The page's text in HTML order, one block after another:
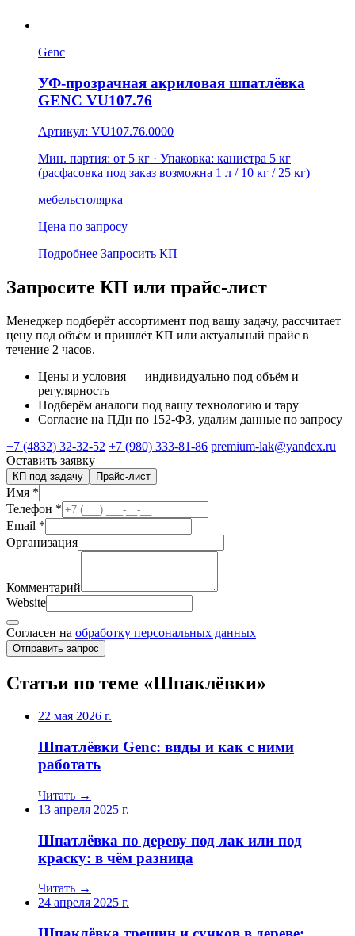
Genc
УФ-прозрачная акриловая шпатлёвка
GENC VU107.76
Артикул: VU107.76.0000
Мин. партия: от 5 кг · Упаковка: канистра 5 кг
(расфасовка под заказ возможна 1 л / 10 кг / 25 кг)
мебельстолярка
Цена по запросу
Подробнее Запросить КП
Запросите КП или прайс-лист
Менеджер подберёт ассортимент под вашу задачу, рассчитает
цену под объём и пришлёт КП или актуальный прайс в
течение 2 часов.
Цены и условия — индивидуально под объём и
регулярность
Подберём аналоги под вашу технологию и тару
Согласие на ПДн по 152-ФЗ, удалим данные по запросу
+7 (4832) 32-32-52 +7 (980) 333-81-86 premium-lak@yandex.ru
Оставить заявку
КП под задачу Прайс-лист
Имя *
Телефон *
Email *
Организация
Комментарий
Website
Согласен на обработку персональных данных
Отправить запрос
Статьи по теме «Шпаклёвки»
22 мая 2026 г.
Шпатлёвки Genc: виды и как с ними
работать
Читать →
13 апреля 2025 г.
Шпатлёвка по дереву под лак или под
краску: в чём разница
Читать →
24 апреля 2025 г.